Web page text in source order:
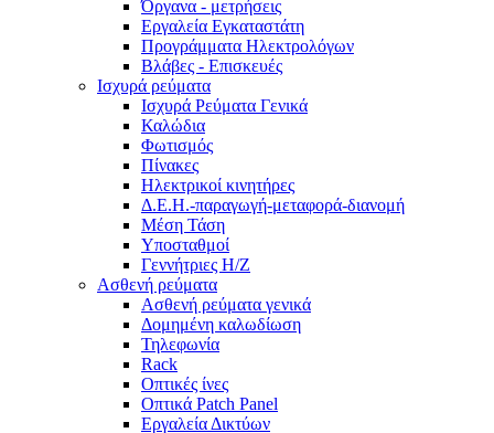
Όργανα - μετρήσεις
Εργαλεία Εγκαταστάτη
Προγράμματα Ηλεκτρολόγων
Βλάβες - Επισκευές
Ισχυρά ρεύματα
Ισχυρά Ρεύματα Γενικά
Καλώδια
Φωτισμός
Πίνακες
Ηλεκτρικοί κινητήρες
Δ.Ε.Η.-παραγωγή-μεταφορά-διανομή
Μέση Τάση
Υποσταθμοί
Γεννήτριες Η/Ζ
Ασθενή ρεύματα
Ασθενή ρεύματα γενικά
Δομημένη καλωδίωση
Τηλεφωνία
Rack
Οπτικές ίνες
Οπτικά Patch Panel
Εργαλεία Δικτύων